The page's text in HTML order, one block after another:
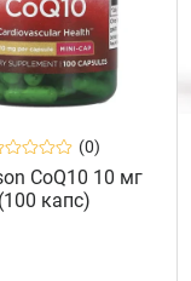
(0)
CoQ10 10 мг
(100 капс)